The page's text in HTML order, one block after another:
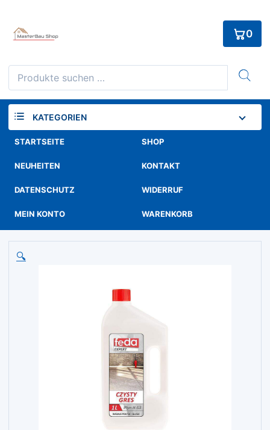
content
Suchen
nach:
0
KATEGORIEN
STARTSEITE SHOP
NEUHEITEN KONTAKT
DATENSCHUTZ WIDERRUF
MEIN KONTO WARENKORB
🔍